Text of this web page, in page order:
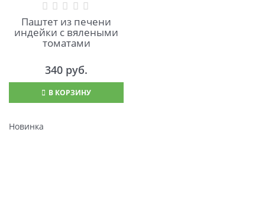
Паштет из печени
индейки с вялеными
томатами
340 руб.
В КОРЗИНУ
Новинка